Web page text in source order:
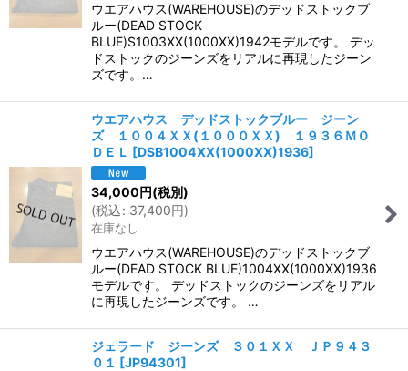
ウエアハウス(WAREHOUSE)のデッドストックブ
ルー(DEAD STOCK
BLUE)S1003XX(1000XX)1942モデルです。 デッ
ドストックのジーンズをリアルに再現したジーン
ズです。…
ウエアハウス デッドストックブルー ジーン
ズ １００４ＸＸ(１０００ＸＸ) １９３６ＭＯ
ＤＥＬ [DSB1004XX(1000XX)1936]
34,000円(税別)
(税込: 37,400円)
在庫なし
ウエアハウス(WAREHOUSE)のデッドストックブ
ルー(DEAD STOCK BLUE)1004XX(1000XX)1936
モデルです。 デッドストックのジーンズをリアル
に再現したジーンズです。 …
ジェラード ジーンズ ３０１ＸＸ ＪＰ９４３
０１ [JP94301]